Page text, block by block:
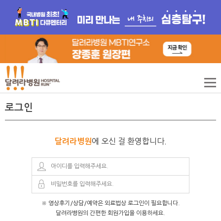
로그인
달려라병원 에 오신 걸 환영합니다.
※ 영상후기/상담/예약은 외료법상 로그인이 필요합니다.
달려라병원의 간편한 회원가입을 이용하세요.